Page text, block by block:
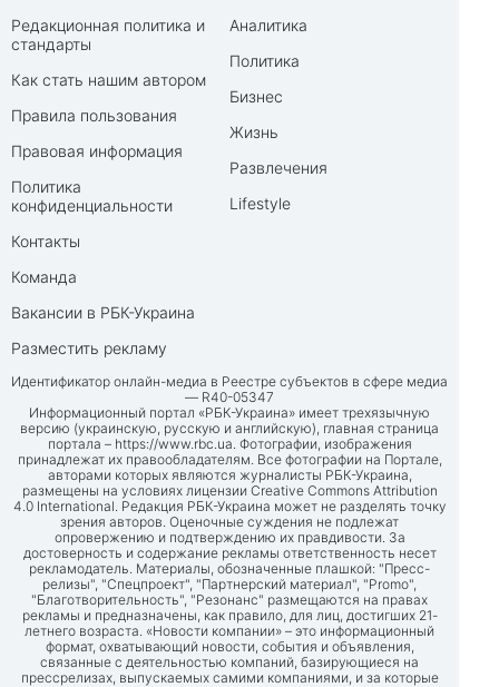
Редакционная политика и
стандарты
Как стать нашим автором
Правила пользования
Правовая информация
Политика
конфиденциальности
Контакты
Команда
Вакансии в РБК-Украина
Разместить рекламу
Аналитика
Политика
Бизнес
Жизнь
Развлечения
Lifestyle
Идентификатор онлайн-медиа в Реестре субъектов в сфере медиа
— R40-05347
Информационный портал «РБК-Украина» имеет трехязычную
версию (украинскую, русскую и английскую), главная страница
портала – https://www.rbc.ua. Фотографии, изображения
принадлежат их правообладателям. Все фотографии на Портале,
авторами которых являются журналисты РБК-Украина,
размещены на условиях лицензии Creative Commons Attribution
4.0 International. Редакция РБК-Украина может не разделять точку
зрения авторов. Оценочные суждения не подлежат
опровержению и подтверждению их правдивости. За
достоверность и содержание рекламы ответственность несет
рекламодатель. Материалы, обозначенные плашкой: "Пресс-
релизы", "Спецпроект", "Партнерский материал", "Promo",
"Благотворительность", "Резонанс" размещаются на правах
рекламы и предназначены, как правило, для лиц, достигших 21-
летнего возраста. «Новости компании» – это информационный
формат, охватывающий новости, события и объявления,
связанные с деятельностью компаний, базирующиеся на
прессрелизах, выпускаемых самими компаниями, и за которые